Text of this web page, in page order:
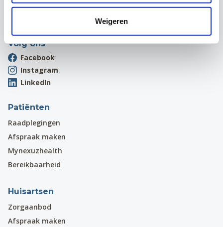
Weigeren
Onthaal:016 31 01 00
Volg ons
Facebook
Instagram
LinkedIn
Patiënten
Raadplegingen
Afspraak maken
Mynexuzhealth
Bereikbaarheid
Huisartsen
Zorgaanbod
Afspraak maken